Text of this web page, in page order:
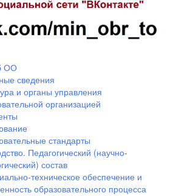
ОО
сведения
и органы управления
организацией
стандарты
Педагогический (научно-
состав
техническое обеспечение и
образовательного процесса